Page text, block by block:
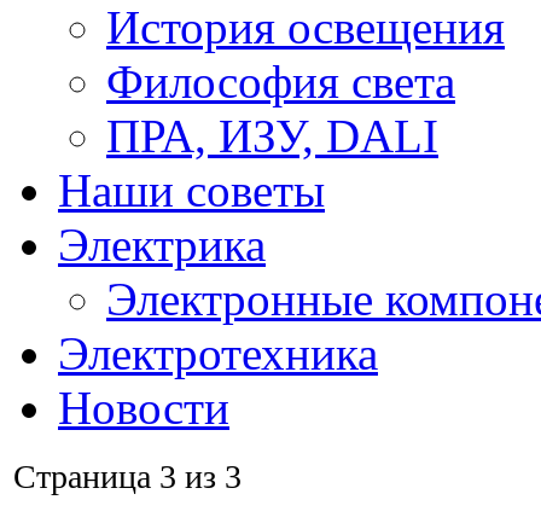
История освещения
Философия света
ПРА, ИЗУ, DALI
Наши советы
Электрика
Электронные
Электротехника
Новости
Страница 3 из 3